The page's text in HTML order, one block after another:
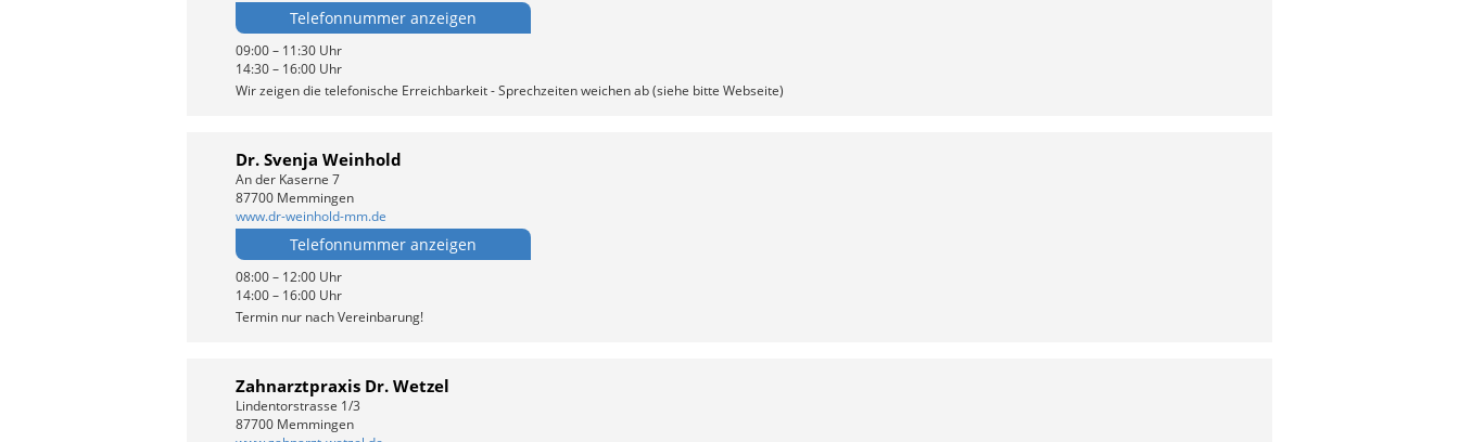
Telefonnummer anzeigen
09:00 – 11:30 Uhr
14:30 – 16:00 Uhr
Wir zeigen die telefonische Erreichbarkeit - Sprechzeiten weichen ab (siehe bitte Webseite)
Dr. Svenja Weinhold
An der Kaserne 7
87700 Memmingen
www.dr-weinhold-mm.de
Telefonnummer anzeigen
08:00 – 12:00 Uhr
14:00 – 16:00 Uhr
Termin nur nach Vereinbarung!
Zahnarztpraxis Dr. Wetzel
Lindentorstrasse 1/3
87700 Memmingen